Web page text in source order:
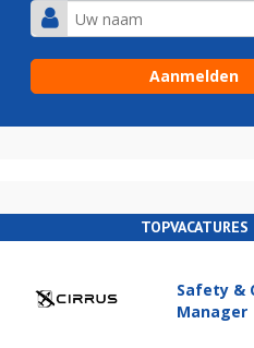
TOPVACATURES
Safety &
Manager